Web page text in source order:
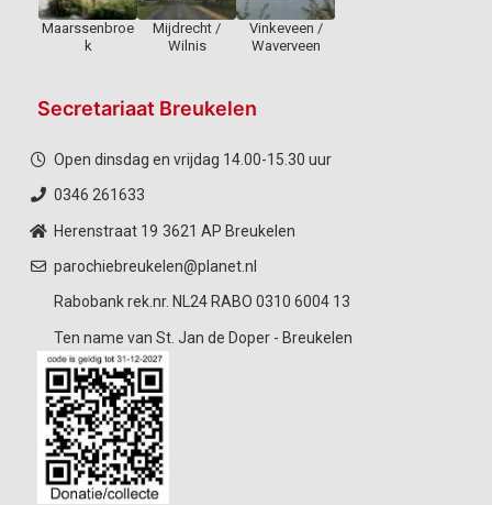
Maarssenbroe
k
Mijdrecht /
Wilnis
Vinkeveen /
Waverveen
Secretariaat Breukelen
Open dinsdag en vrijdag 14.00-15.30 uur
0346 261633
Herenstraat 19 3621 AP Breukelen
parochiebreukelen@planet.nl
Rabobank rek.nr. NL24 RABO 0310 6004 13
Ten name van St. Jan de Doper - Breukelen